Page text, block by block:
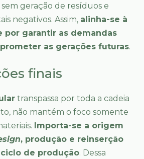
geração de resíduos e
negativos. Assim, alinha-se à
por garantir as demandas
as gerações futuras.
finais
transpassa por toda a cadeia
não mantém o foco somente
Importa-se a origem
, produção e reinserção
de produção. Dessa